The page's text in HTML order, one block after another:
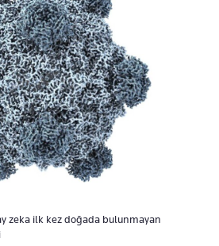
zeka ilk kez doğada bulunmayan